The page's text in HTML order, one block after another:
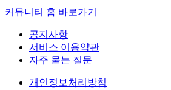
커뮤니티 홈 바로가기
공지사항
서비스 이용약관
자주 묻는 질문
개인정보처리방침